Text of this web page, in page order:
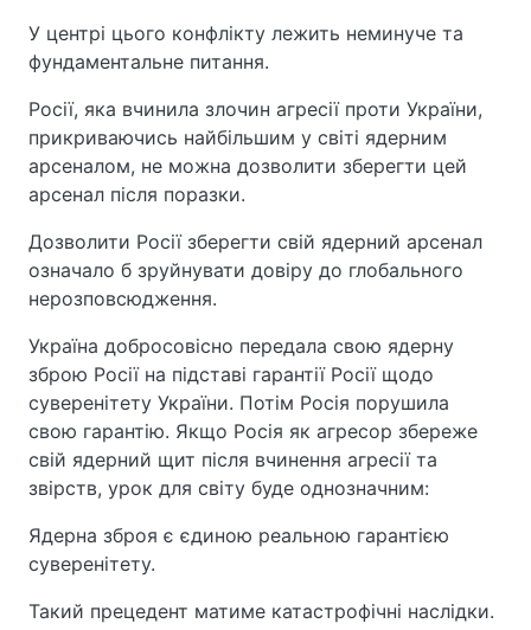
У центрі цього конфлікту лежить неминуче та
фундаментальне питання.
Росії, яка вчинила злочин агресії проти України,
прикриваючись найбільшим у світі ядерним
арсеналом, не можна дозволити зберегти цей
арсенал після поразки.
Дозволити Росії зберегти свій ядерний арсенал
означало б зруйнувати довіру до глобального
нерозповсюдження.
Україна добросовісно передала свою ядерну
зброю Росії на підставі гарантії Росії щодо
суверенітету України. Потім Росія порушила
свою гарантію. Якщо Росія як агресор збереже
свій ядерний щит після вчинення агресії та
звірств, урок для світу буде однозначним:
Ядерна зброя є єдиною реальною гарантією
суверенітету.
Такий прецедент матиме катастрофічні наслідки.